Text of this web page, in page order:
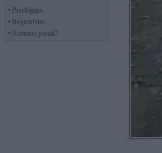
• Pieslēgties
• Reģistrēties
• Aizmirsi paroli?